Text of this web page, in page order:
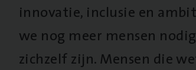
innovatie, inclusie en
we nog meer mensen
zichzelf zijn. Mensen die